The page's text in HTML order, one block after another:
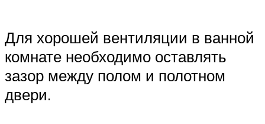
Для хорошей вентиляции в ванной
комнате необходимо оставлять
зазор между полом и полотном
двери.